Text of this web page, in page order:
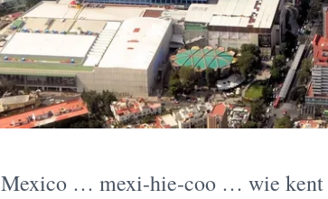
Mexico … mexi-hie-coo … wie kent